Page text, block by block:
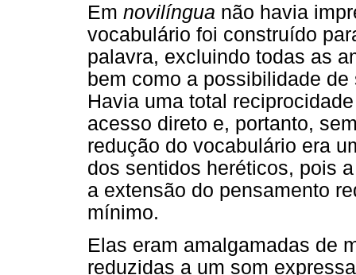
Em novilíngua não havia
vocabulário foi construído
palavra, excluindo todas as
bem como a possibilidade
Havia uma total
acesso direto e, portanto,
redução do vocabulário era
dos sentidos heréticos, pois
a extensão do pensamento
mínimo.
Elas eram amalgamadas de
reduzidas a um som